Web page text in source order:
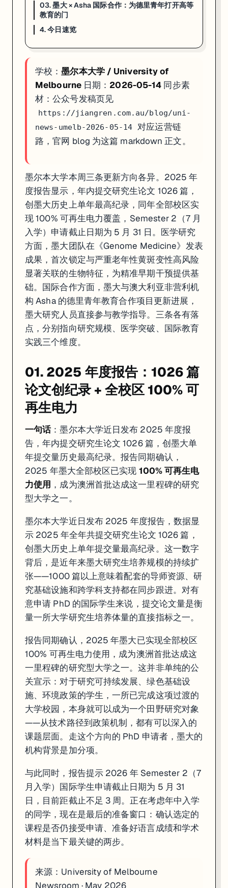
01 · 2025 年报创纪录
02 · AMD 眼科研究
03 · 德里教育公益合作
如果你在看 UMELB 的申请、奖学金或研究机会，这篇可以直接当作今
03. 墨大 × Asha 国际合作：为德里青年打开高等
教育的门
4. 今日速览
学校：墨尔本大学 / University of
Melbourne日期： 2026-05-14 同步素
材：公众号发稿页见
https://jiangren.com.au/blog/uni-
news-umelb-2026-05-14 对应运营链
路，官网 blog 为这篇 markdown 正文。
墨尔本大学本周三条更新方向各异。2025 年
度报告显示，年内提交研究生论文 1026 篇，
创墨大历史上单年最高纪录，同年全部校区实
现 100% 可再生电力覆盖，Semester 2（7 月
入学）申请截止日期为 5 月 31 日。医学研究
方面，墨大团队在《Genome Medicine》发表
成果，首次锁定与严重老年性黄斑变性高风险
显著关联的生物特征，为精准早期干预提供基
础。国际合作方面，墨大与澳大利亚非营利机
构 Asha 的德里青年教育合作项目更新进展，
墨大研究人员直接参与教学指导。三条各有落
点，分别指向研究规模、医学突破、国际教育
实践三个维度。
01. 2025 年度报告：1026 篇
论文创纪录 + 全校区 100% 可
再生电力
一句话：墨尔本大学近日发布 2025 年度报
告，年内提交研究生论文 1026 篇，创墨大单
年提交量历史最高纪录。报告同期确认，
2025 年墨大全部校区已实现 100% 可再生电
力使用 ，成为澳洲首批达成这一里程碑的研究
型大学之一。
墨尔本大学近日发布 2025 年度报告，数据显
示 2025 年全年共提交研究生论文 1026 篇，
创墨大历史上单年提交量最高纪录。这一数字
背后，是近年来墨大研究生培养规模的持续扩
张——1000 篇以上意味着配套的导师资源、研
究基础设施和跨学科支持都在同步跟进。对有
意申请 PhD 的国际学生来说，提交论文量是衡
量一所大学研究生培养体量的直接指标之一。
报告同期确认，2025 年墨大已实现全部校区
100% 可再生电力使用，成为澳洲首批达成这
一里程碑的研究型大学之一。这并非单纯的公
关宣示：对于研究可持续发展、绿色基础设
施、环境政策的学生，一所已完成这项过渡的
大学校园，本身就可以成为一个田野研究对象
——从技术路径到政策机制，都有可以深入的
课题层面。走这个方向的 PhD 申请者，墨大的
机构背景是加分项。
与此同时，报告提示 2026 年 Semester 2（7
月入学）国际学生申请截止日期为 5 月 31
日，目前距截止不足 3 周。正在考虑年中入学
的同学，现在是最后的准备窗口：确认选定的
课程是否仍接受申请、准备好语言成绩和学术
材料是当下最关键的两步。
来源： University of Melbourne
Newsroom · May 2026